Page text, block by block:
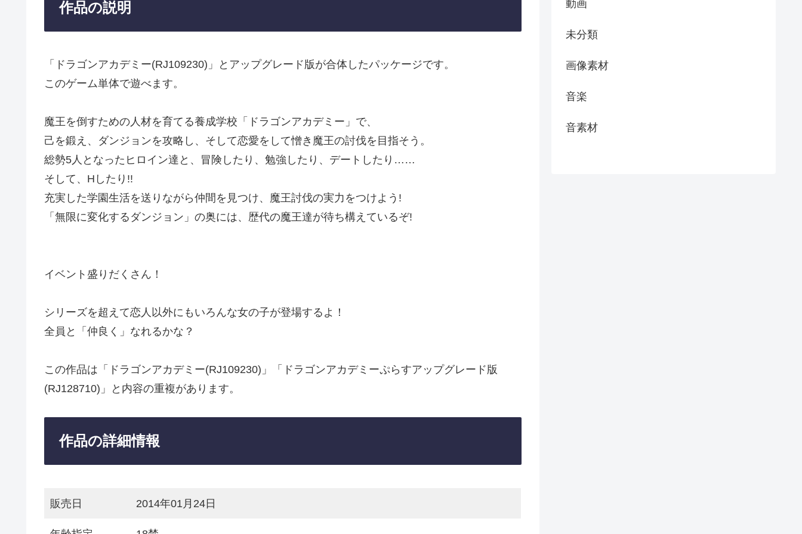
作品の説明
「ドラゴンアカデミー(RJ109230)」とアップグレード版が合体したパッケージです。
このゲーム単体で遊べます。
魔王を倒すための人材を育てる養成学校「ドラゴンアカデミー」で、
己を鍛え、ダンジョンを攻略し、そして恋愛をして憎き魔王の討伐を目指そう。
総勢5人となったヒロイン達と、冒険したり、勉強したり、デートしたり……
そして、Hしたり!!
充実した学園生活を送りながら仲間を見つけ、魔王討伐の実力をつけよう!
「無限に変化するダンジョン」の奥には、歴代の魔王達が待ち構えているぞ!
イベント盛りだくさん！
シリーズを超えて恋人以外にもいろんな女の子が登場するよ！
全員と「仲良く」なれるかな？
この作品は「ドラゴンアカデミー(RJ109230)」「ドラゴンアカデミーぷらすアップグレード版
(RJ128710)」と内容の重複があります。
作品の詳細情報
販売日 2014年01月24日
動画
未分類
画像素材
音楽
音素材